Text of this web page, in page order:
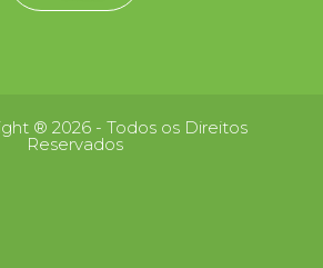
® 2026 - Todos os Direitos
Reservados